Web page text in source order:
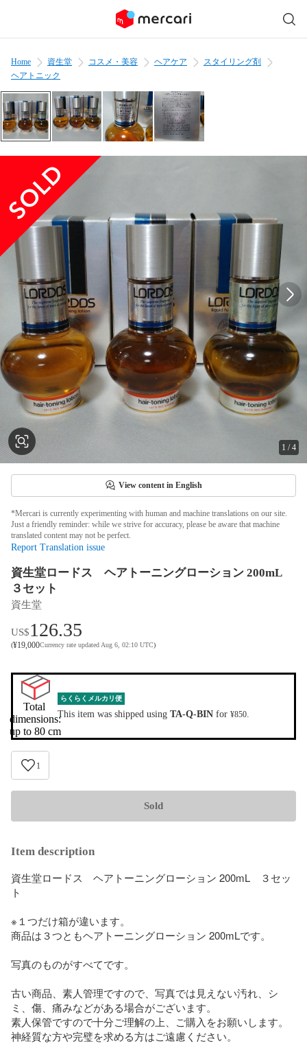
Home 資生堂 コスメ・美容 ヘアケア
スタイリング剤
ヘアトニック
1 /4
View content in English
*Mercari is currently experimenting with human and machine translations on our site.
Just a friendly reminder: while we strive for accuracy, please be aware that machine
translated content may not be perfect.
Report Translation issue
資生堂ロードス ヘアトーニングローション 200mL
３セット
資生堂
US$126.35
(¥19,000Currency rate updated Aug 6, 02:10 UTC)
Total
dimensions:
up to 80 cm
らくらくメルカリ便
This item was shipped using TA-Q-BIN for ¥850.
1
Sold
Item description
資生堂ロードス　ヘアトーニングローション 200mL　３セッ
ト
※１つだけ箱が違います。
商品は３つともヘアトーニングローション 200mLです。
写真のものがすべてです。
古い商品、素人管理ですので、写真では見えない汚れ、シ
ミ、傷、痛みなどがある場合がございます。
素人保管ですので十分ご理解の上、ご購入をお願いします。
神経質な方や完璧を求める方はご遠慮ください。